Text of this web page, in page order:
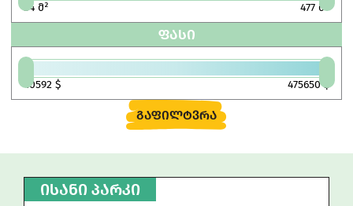
34 მ² 477 მ²
ᲤᲐᲡᲘ
40592 $ 475650$
ᲒᲐᲤᲘᲚᲢᲕᲠᲐ
ᲘᲡᲐᲜᲘ ᲞᲐᲠᲙᲘ